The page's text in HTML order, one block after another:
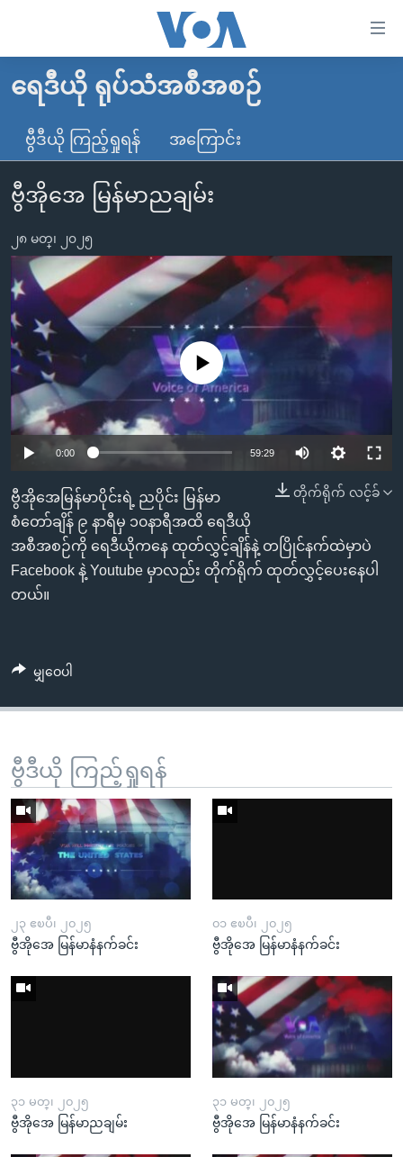
လွယ်ကူ
သည့်
Link
များ
ပင်မ
အကြောင်းအရာ
သို့
ကျော်
ကြည့်
ရန်
ညွန်း
စာမျက်နှာ
ကျော်
ကြည့်
ရန်
ရှာဖွေ
ရန်
ကျော်
မူလစာမျက်နှာ
မြန်မာ
ကမ္ဘာ့သတင်းများ
နိုင်ငံတကာ
တရုတ်
အစ္စရေး-ပါလက်စတိုင်း
ဗွီဒီယို
ရပ်ဝန်းတခု လမ်းတခု အလွန်
အင်္ဂလိပ်စာလေ့လာမယ်
အမေရိကန်သုံးအီဒီယံ
မကြေးမုံရဲ့ အင်္ဂလိပ်စာ
ရုပ်ရှင်ထဲက အင်္ဂလိပ်စာ
သုတပဒေသာ အင်္ဂလိပ်စာ
အပတ်စဉ်ကဏ္ဍများ
ရေဒီယို
တီဗွီ
ရေဒီယိုနှင့်ရုပ်သံ အချက်အလက်များ
ရေဒီယို/တီဗွီအစီအစဉ်
Learning English
ဘာသာစကားများ
ရေဒီယို ရုပ်သံအစီအစဉ်
ဗွီဒီယို ကြည့်ရှုရန် အကြောင်း
ဗွီအိုအေ မြန်မာညချမ်း
၂၈ မတ္၊ ၂၀၂၅
Auto 240p 360p 480p
No media source currently available
0:00 59:29
240p
480p
တိုက်ရိုက် လင့်ခ်
ဗွီအိုအေမြန်မာပိုင်းရဲ့ ညပိုင်း မြန်မာ
စံတော်ချိန် ၉ နာရီမှ ၁၀နာရီအထိ ရေဒီယို
အစီအစဉ်ကို ရေဒီယိုကနေ ထုတ်လွှင့်ချိန်နဲ့ တပြိုင်နက်ထဲမှာပဲ
Facebook နဲ့ Youtube မှာလည်း တိုက်ရိုက် ထုတ်လွှင့်ပေးနေပါ
တယ်။
မျှဝေပါ
ဗွီဒီယို ကြည့်ရှုရန်
၂၃ ဧၿပီ၊ ၂၀၂၅
ဗွီအိုအေ မြန်မာနံနက်ခင်း
၀၁ ဧၿပီ၊ ၂၀၂၅
ဗွီအိုအေ မြန်မာနံနက်ခင်း
၃၁ မတ္၊ ၂၀၂၅
ဗွီအိုအေ မြန်မာညချမ်း
၃၁ မတ္၊ ၂၀၂၅
ဗွီအိုအေ မြန်မာနံနက်ခင်း